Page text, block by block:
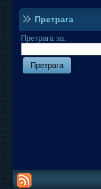
Претрага
Претрага за: